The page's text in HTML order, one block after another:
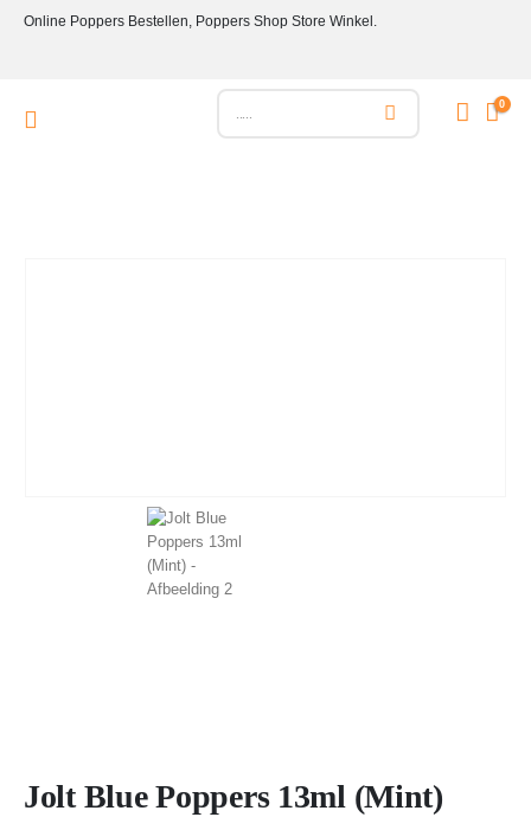
Online Poppers Bestellen, Poppers Shop Store Winkel.
0
Jolt Blue Poppers 13ml (Mint)